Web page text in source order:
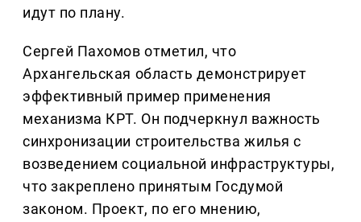
идут по плану.
Сергей Пахомов отметил, что
Архангельская область демонстрирует
эффективный пример применения
механизма КРТ. Он подчеркнул важность
синхронизации строительства жилья с
возведением социальной инфраструктуры,
что закреплено принятым Госдумой
законом. Проект, по его мнению,